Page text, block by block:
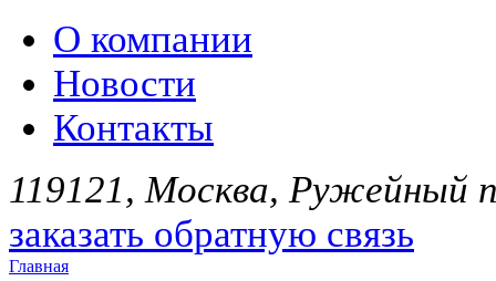
О компании
Новости
Контакты
119121, Москва, Ружейный
заказать обратную связь
Главная